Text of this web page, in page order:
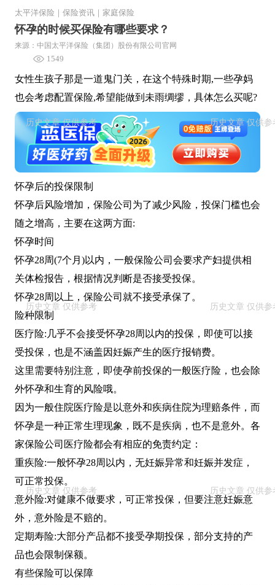
太平洋保险 保险资讯 家庭保险
怀孕的时候买保险有哪些要求？
来源：中国太平洋保险（集团）股份有限公司官网
1549
女性生孩子那是一道鬼门关，在这个特殊时期,一些孕妈
也会考虑配置保险,希望能做到未雨绸缪，具体怎么买呢?
怀孕后的投保限制
怀孕后风险增加，保险公司为了减少风险，投保门槛也会
随之增高，主要在这两方面:
怀孕时间
怀孕28周(7个月)以内，一般保险公司会要求产妇提供相
关体检报告，根据情况判断是否接受投保。
怀孕28周以上，保险公司就不接受承保了。
险种限制
医疗险:几乎不会接受怀孕28周以内的投保，即使可以接
受投保，也是不涵盖因妊娠产生的医疗报销费。
这里需要特别注意，即使孕前投保的一般医疗险，也会除
外怀孕和生育的风险哦。
因为一般住院医疗险是以意外和疾病住院为理赔条件，而
怀孕是一种正常生理现象，既不是疾病，也不是意外。各
家保险公司医疗险都会有相应的免责约定：
重疾险:一般怀孕28周以内，无妊娠异常和妊娠并发症，
可正常投保。
意外险:对健康不做要求，可正常投保，但要注意妊娠意
外，意外险是不赔的。
定期寿险:大部分产品都不接受孕期投保，部分支持的产
品也会限制保额。
有些保险可以保障